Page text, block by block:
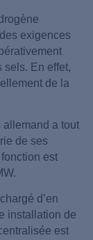
exigences
sels. En effet,
de la
allemand a tout
de ses
est
d’en
installation de
est